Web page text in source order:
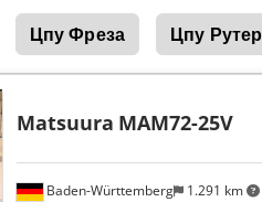
Цпу Фреза Цпу Рутер
Baden-Württemberg 1.291 km
Matsuura MAM72-25V